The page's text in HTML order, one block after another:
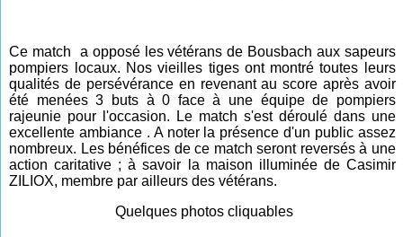
Ce match a opposé les vétérans de Bousbach aux sapeurs
pompiers locaux. Nos vieilles tiges ont montré toutes leurs
qualités de persévérance en revenant au score après avoir
été menées 3 buts à 0 face à une équipe de pompiers
rajeunie pour l'occasion. Le match s'est déroulé dans une
excellente ambiance . A noter la présence d'un public assez
nombreux. Les bénéfices de ce match seront reversés à une
action caritative ; à savoir la maison illuminée de Casimir
ZILIOX, membre par ailleurs des vétérans.
Quelques photos cliquables